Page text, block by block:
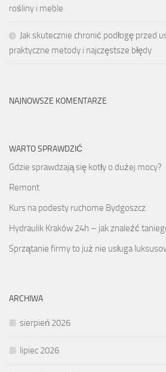
rośliny i meble
Jak skutecznie chronić podłogę przed
praktyczne metody i najczęstsze błędy
NAJNOWSZE KOMENTARZE
WARTO SPRAWDZIĆ
Gdzie sprawdzają się kotły o dużej mocy?
Remont
Kurs na podesty ruchome Bydgoszcz
Hydraulik Kraków 24h – jak znaleźć
Sprzątanie firmy to już nie usługa
ARCHIWA
sierpień 2026
lipiec 2026